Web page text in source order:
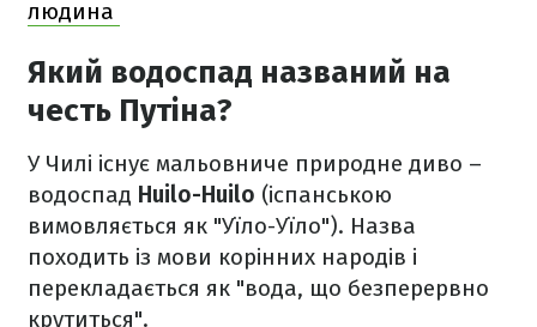
людина
Який водоспад названий на
честь Путіна?
У Чилі існує мальовниче природне диво –
водоспад Huilo-Huilo (іспанською
вимовляється як "Уїло-Уїло"). Назва
походить із мови корінних народів і
перекладається як "вода, що безперервно
крутиться".